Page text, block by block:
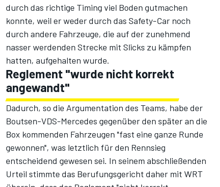
durch das richtige Timing viel Boden gutmachen
konnte, weil er weder durch das Safety-Car noch
durch andere Fahrzeuge, die auf der zunehmend
nasser werdenden Strecke mit Slicks zu kämpfen
hatten, aufgehalten wurde.
Reglement "wurde nicht korrekt
angewandt"
Dadurch, so die Argumentation des Teams, habe der
Boutsen-VDS-Mercedes gegenüber den später an die
Box kommenden Fahrzeugen "fast eine ganze Runde
gewonnen", was letztlich für den Rennsieg
entscheidend gewesen sei. In seinem abschließenden
Urteil stimmte das Berufungsgericht daher mit WRT